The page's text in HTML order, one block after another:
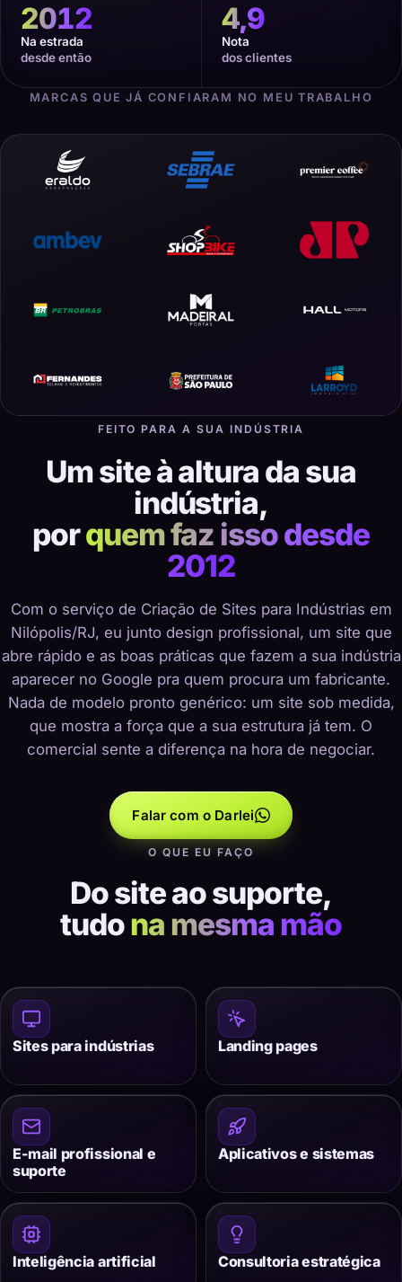
2012
Na estrada
desde então
4,9
Nota
dos clientes
MARCAS QUE JÁ CONFIARAM NO MEU TRABALHO
FEITO PARA A SUA INDÚSTRIA
Um site à altura da sua
indústria,
porquem faz isso desde
2012
Com o serviço de Criação de Sites para Indústrias em
Nilópolis/RJ, eu junto design profissional, um site que
abre rápido e as boas práticas que fazem a sua indústria
aparecer no Google pra quem procura um fabricante.
Nada de modelo pronto genérico: um site sob medida,
que mostra a força que a sua estrutura já tem. O
comercial sente a diferença na hora de negociar.
Falar com o Darlei
O QUE EU FAÇO
Do site ao suporte,
tudona mesma mão
Sites para indústrias Landing pages
E-mail profissional e
suporte
Aplicativos e sistemas
Inteligência artificial Consultoria estratégica